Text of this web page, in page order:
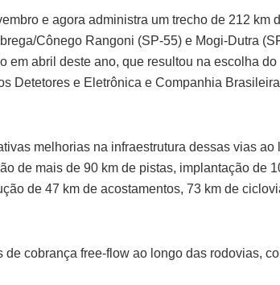
e agora administra um trecho de 212 km
Cônego Rangoni (SP-55) e Mogi-Dutra
em abril deste ano, que resultou na escolha
Detetores e Eletrônica e Companhia
melhorias na infraestrutura dessas vias ao
de mais de 90 km de pistas, implantação de
de 47 km de acostamentos, 73 km de
cobrança free-flow ao longo das rodovias,